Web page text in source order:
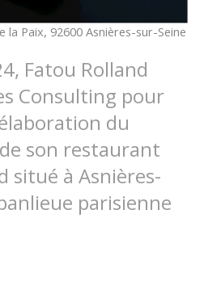
la Paix, 92600 Asnières-sur-Seine
Fatou Rolland
Consulting pour
du
son restaurant
situé à Asnières-
parisienne